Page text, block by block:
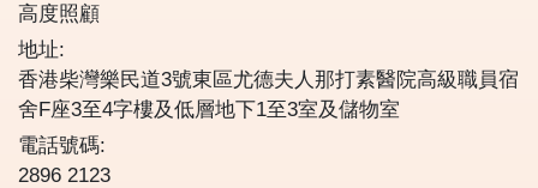
高度照顧
地址:
香港柴灣樂民道3號東區尤德夫人那打素醫院高級職員宿
舍F座3至4字樓及低層地下1至3室及儲物室
電話號碼:
2896 2123